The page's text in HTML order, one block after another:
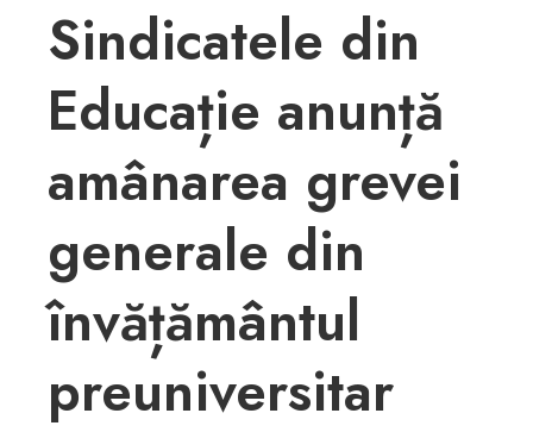
Sindicatele din
Educație anunță
amânarea grevei
generale din
învățământul
preuniversitar